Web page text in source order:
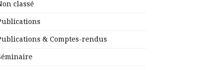
classé
& Comptes-rendus